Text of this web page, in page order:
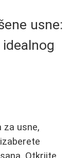
usne:
za usne,